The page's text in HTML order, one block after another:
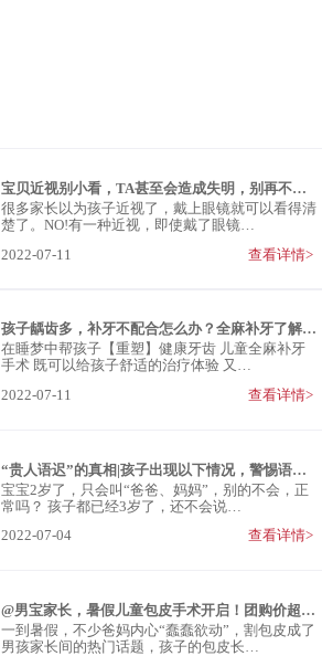
宝贝近视别小看，TA甚至会造成失明，别再不当回事了！
很多家长以为孩子近视了，戴上眼镜就可以看得清
楚了。NO!有一种近视，即使戴了眼镜…
2022-07-11
查看详情>
孩子龋齿多，补牙不配合怎么办？全麻补牙了解一下
在睡梦中帮孩子【重塑】健康牙齿 儿童全麻补牙
手术 既可以给孩子舒适的治疗体验 又…
2022-07-11
查看详情>
“贵人语迟”的真相|孩子出现以下情况，警惕语言发育迟缓
宝宝2岁了，只会叫“爸爸、妈妈”，别的不会，正
常吗？ 孩子都已经3岁了，还不会说…
2022-07-04
查看详情>
@男宝家长，暑假儿童包皮手术开启！团购价超划算
一到暑假，不少爸妈内心“蠢蠢欲动”，割包皮成了
男孩家长间的热门话题，孩子的包皮长…